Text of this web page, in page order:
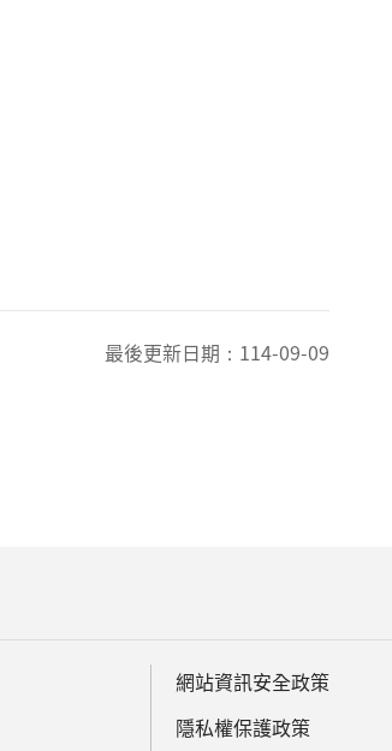
最後更新日期： 114-09-09
網站資訊安全政策
隱私權保護政策